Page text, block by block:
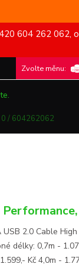
604 262 062,
/ 604262062
USB 2.0 Cable
délky: 0,7m -
Kč 4,0m -